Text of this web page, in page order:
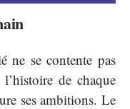
ne se contente pas
de chaque
ses ambitions. Le